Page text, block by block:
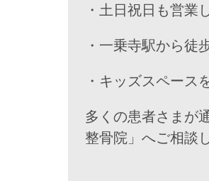
・土日祝日も営
・一乗寺駅から徒
・キッズスペース
多くの患者さまが
整骨院」へご相談